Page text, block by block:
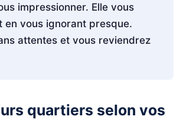
impressionner. Elle vous
en vous ignorant presque.
attentes et vous reviendrez
quartiers selon vos